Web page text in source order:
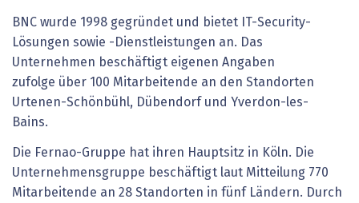
BNC wurde 1998 gegründet und bietet IT-Security-
Lösungen sowie -Dienstleistungen an. Das
Unternehmen beschäftigt eigenen Angaben
zufolge über 100 Mitarbeitende an den Standorten
Urtenen-Schönbühl, Dübendorf und Yverdon-les-
Bains.
Die Fernao-Gruppe hat ihren Hauptsitz in Köln. Die
Unternehmensgruppe beschäftigt laut Mitteilung 770
Mitarbeitende an 28 Standorten in fünf Ländern. Durch